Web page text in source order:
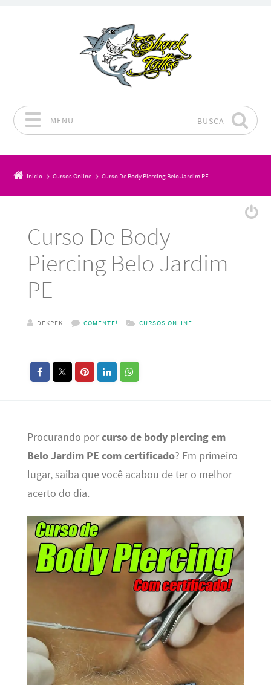
MENU BUSCA
Início Cursos Online Curso De Body Piercing Belo Jardim PE
Curso De Body
Piercing Belo Jardim
PE
DEKPEK COMENTE! CURSOS ONLINE
Procurando porcurso de body piercing em
Belo Jardim PE com certificado? Em primeiro
lugar, saiba que você acabou de ter o melhor
acerto do dia.